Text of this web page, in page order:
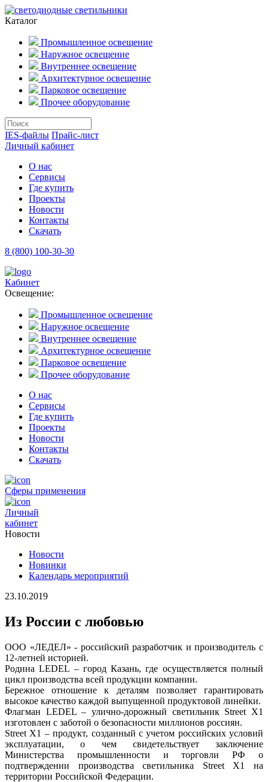
Каталог
Промышленное освещение
Наружное освещение
Внутреннее освещение
Архитектурное освещение
Парковое освещение
Прочее оборудование
IES-файлы Прайс-лист
Личный кабинет
О нас
Сервисы
Где купить
Проекты
Новости
Контакты
Скачать
8 (800) 100-30-30
Кабинет
Освещение:
Промышленное освещение
Наружное освещение
Внутреннее освещение
Архитектурное освещение
Парковое освещение
Прочее оборудование
О нас
Сервисы
Где купить
Проекты
Новости
Контакты
Скачать
Сферы применения
Личный
кабинет
Новости
Новости
Новинки
Календарь мероприятий
23.10.2019
Из России с любовью
ООО «ЛЕДЕЛ» - российский разработчик и производитель с
12-летней историей.
Родина LEDEL – город Казань, где осуществляется полный
цикл производства всей продукции компании.
Бережное отношение к деталям позволяет гарантировать
высокое качество каждой выпущенной продуктовой линейки.
Флагман LEDEL – улично-дорожный светильник Street X1
изготовлен с заботой о безопасности миллионов россиян.
Street X1 – продукт, созданный с учетом российских условий
эксплуатации, о чем свидетельствует заключение
Министерства промышленности и торговли РФ о
подтверждении производства светильника Street X1 на
территории Российской Федерации.